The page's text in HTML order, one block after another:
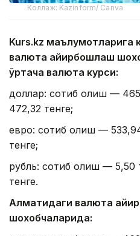
Коллаж: Kazinform/ Canva
Kurs.kz маълумотларига
валюта айирбошлаш
ўртача валюта курси:
доллар: сотиб олиш —
472,32 тенге;
евро: сотиб олиш —
тенге;
рубль: сотиб олиш —
тенге.
Алматидаги валюта
шохобчаларида: